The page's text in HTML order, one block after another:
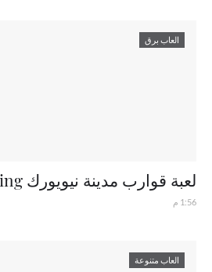
العاب برق
لعبة قوارب مدينة نيويورك NYC Boat Parking
1:56 م
العاب متنوعة